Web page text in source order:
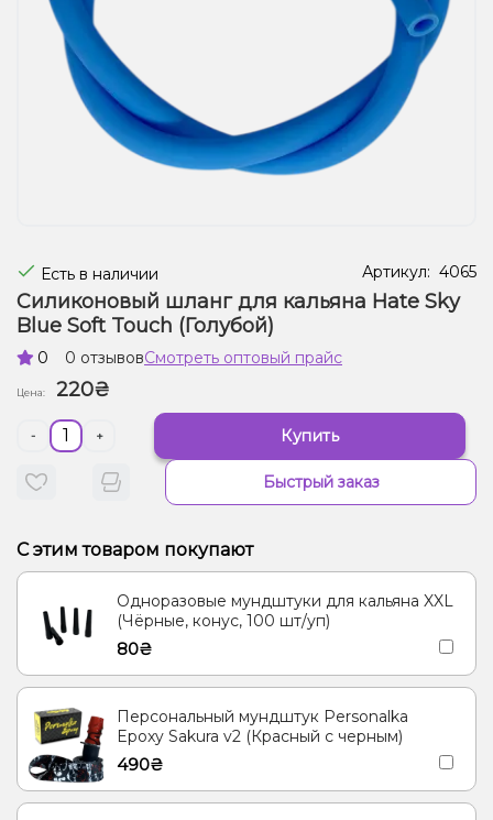
Жидкости для электронных сигарет
Подарочные наборы
Есть в наличии Артикул: 4065
Силиконовый шланг для кальяна Hate Sky
Blue Soft Touch (Голубой)
0 0 отзывовСмотреть оптовый прайс
Цена: 220₴
- + Купить
Быстрый заказ
С этим товаром покупают
Одноразовые мундштуки для кальяна XXL
(Чёрные, конус, 100 шт/уп)
80₴
Персональный мундштук Personalka
Epoxy Sakura v2 (Красный с черным)
490₴